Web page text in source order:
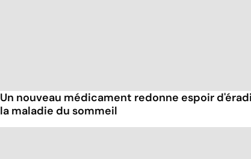
Un nouveau médicament redonne espoir
la maladie du sommeil